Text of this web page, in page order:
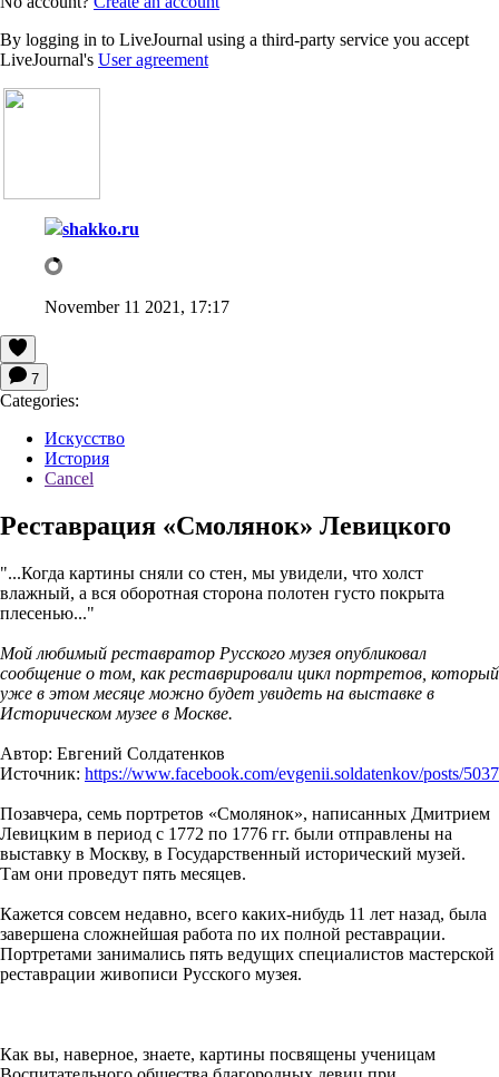
By logging in to LiveJournal using a third-party service you accept
LiveJournal's User agreement
shakko.ru
November 11 2021, 17:17
7
Categories:
Искусство
История
Cancel
Реставрация «Смолянок» Левицкого
"...Когда картины сняли со стен, мы увидели, что холст
влажный, а вся оборотная сторона полотен густо покрыта
плесенью..."
Мой любимый реставратор Русского музея опубликовал
сообщение о том, как реставрировали цикл портретов, который
уже в этом месяце можно будет увидеть на выставке в
Историческом музее в Москве.
Автор: Евгений Солдатенков
Источник: https://www.facebook.com/evgenii.soldatenkov/posts/
Позавчера, семь портретов «Смолянок», написанных Дмитрием
Левицким в период с 1772 по 1776 гг. были отправлены на
выставку в Москву, в Государственный исторический музей.
Там они проведут пять месяцев.
Кажется совсем недавно, всего каких-нибудь 11 лет назад, была
завершена сложнейшая работа по их полной реставрации.
Портретами занимались пять ведущих специалистов мастерской
реставрации живописи Русского музея.
Как вы, наверное, знаете, картины посвящены ученицам